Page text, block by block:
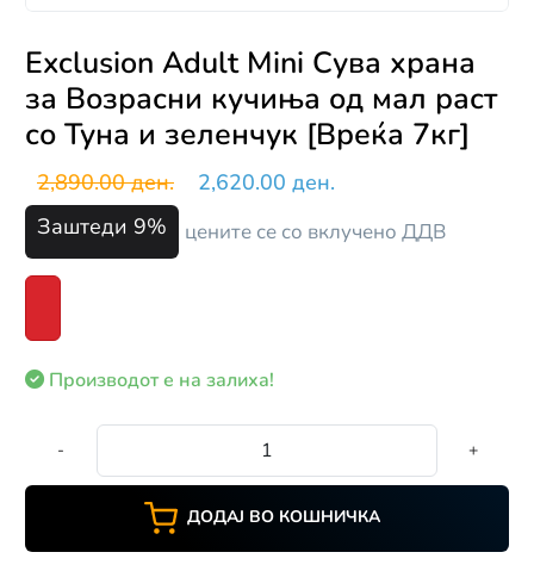
Exclusion Adult Mini Сува храна
за Возрасни кучиња од мал раст
со Туна и зеленчук [Вреќа 7кг]
2,890.00 ден.
2,620.00 ден.
Заштеди 9%
цените се со вклучено ДДВ
Производот е на залиха!
- +
ДОДАЈ ВО КОШНИЧКА